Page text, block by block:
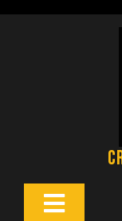
Botón